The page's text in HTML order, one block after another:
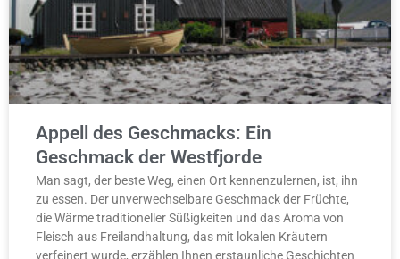
Appell des Geschmacks: Ein
Geschmack der Westfjorde
Man sagt, der beste Weg, einen Ort kennenzulernen, ist, ihn
zu essen. Der unverwechselbare Geschmack der Früchte,
die Wärme traditioneller Süßigkeiten und das Aroma von
Fleisch aus Freilandhaltung, das mit lokalen Kräutern
verfeinert wurde, erzählen Ihnen erstaunliche Geschichten